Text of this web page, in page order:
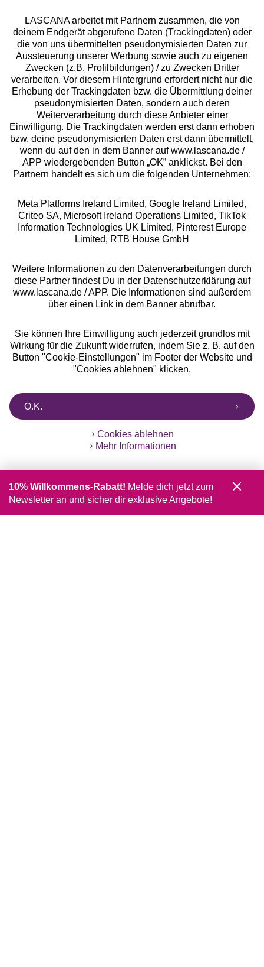
Services
Beratung
Über uns
Rechtliches
Alle Preise inkl. MwSt., zzgl.
Versandkosten
** Bonität vorausgesetzt, berechtigt zur Bonitätsprüfung
LASCANA arbeitet mit Partnern zusammen, die von
deinem Endgerät abgerufene Daten (Trackingdaten) oder
die von uns übermittelten pseudonymisierten Daten zur
Aussteuerung unserer Werbung sowie auch zu eigenen
Zwecken (z.B. Profilbildungen) / zu Zwecken Dritter
verarbeiten. Vor diesem Hintergrund erfordert nicht nur die
Erhebung der Trackingdaten bzw. die Übermittlung deiner
pseudonymisierten Daten, sondern auch deren
Weiterverarbeitung durch diese Anbieter einer
Einwilligung. Die Trackingdaten werden erst dann erhoben
bzw. deine pseudonymisierten Daten erst dann übermittelt,
wenn du auf den in dem Banner auf www.lascana.de /
APP wiedergebenden Button „OK” anklickst. Bei den
Partnern handelt es sich um die folgenden Unternehmen:
Meta Platforms Ireland Limited, Google Ireland Limited,
Criteo SA, Microsoft Ireland Operations Limited, TikTok
Information Technologies UK Limited, Pinterest Europe
Limited, RTB House GmbH
Weitere Informationen zu den Datenverarbeitungen durch
diese Partner findest Du in der Datenschutzerklärung auf
www.lascana.de / APP. Die Informationen sind außerdem
über einen Link in dem Banner abrufbar.
Sie können Ihre Einwilligung auch jederzeit grundlos mit
Wirkung für die Zukunft widerrufen, indem Sie z. B. auf den
Button "Cookie-Einstellungen" im Footer der Website und
"Cookies ablehnen" klicken.
O.K.
Cookies ablehnen
Mehr Informationen
10% Willkommens-Rabatt! Melde dich jetzt zum
Newsletter an und sicher dir exklusive Angebote!